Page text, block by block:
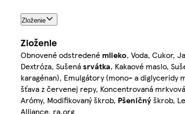
Zloženie
Zloženie
Obnovené odstredené mlieko, Voda, Cukor,
Dextróza, Sušenásrvátka, Kakaové maslo,
karagénan), Emulgátory (mono- a
šťava z červenej repy, Koncentrovaná
Arómy, Modifikovaný škrob, Pšeničnýškrob,
Alliance. ra.org